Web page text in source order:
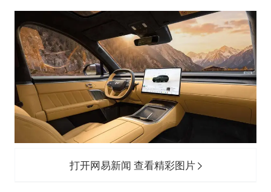
打开网易新闻 查看精彩图片